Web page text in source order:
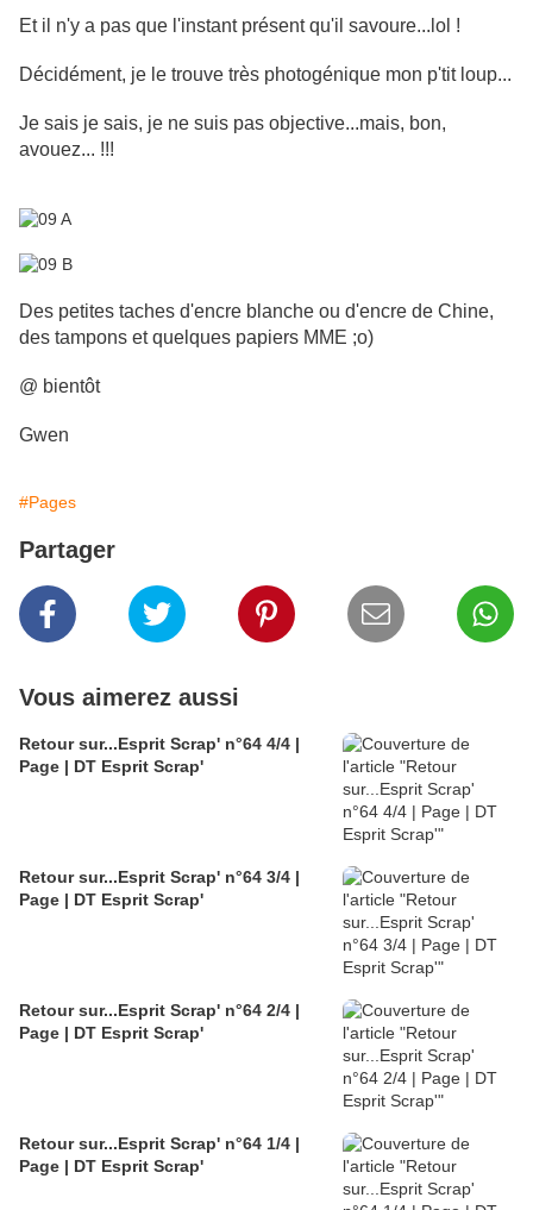
Et il n'y a pas que l'instant présent qu'il savoure...lol !
Décidément, je le trouve très photogénique mon p'tit loup...
Je sais je sais, je ne suis pas objective...mais, bon,
avouez... !!!
Des petites taches d'encre blanche ou d'encre de Chine,
des tampons et quelques papiers MME ;o)
@ bientôt
Gwen
#Pages
Partager
Vous aimerez aussi
Retour sur...Esprit Scrap' n°64 4/4 |
Page | DT Esprit Scrap'
Retour sur...Esprit Scrap' n°64 3/4 |
Page | DT Esprit Scrap'
Retour sur...Esprit Scrap' n°64 2/4 |
Page | DT Esprit Scrap'
Retour sur...Esprit Scrap' n°64 1/4 |
Page | DT Esprit Scrap'